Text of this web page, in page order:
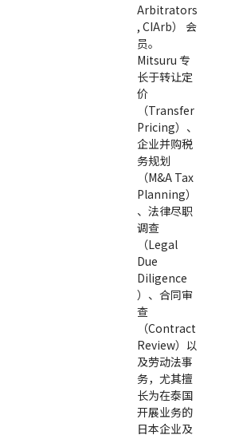
Arbitrators
, CIArb） 会
员。
Mitsuru 专
长于转让定
价
（Transfer
Pricing）、
企业并购税
务规划
（M&A Tax
Planning）
、法律尽职
调查
（Legal
Due
Diligence
）、合同审
查
（Contract
Review）以
及劳动法事
务，尤其擅
长为在泰国
开展业务的
日本企业及